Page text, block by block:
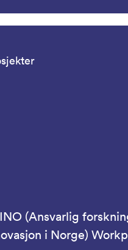
(Ansvarlig
i Norge)